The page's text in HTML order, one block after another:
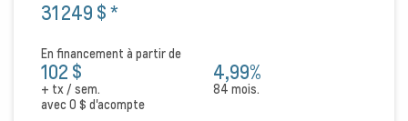
31 249 $*
En financement à partir de
102 $
+ tx / sem.
4,99%
84 mois.
avec0 $ d'acompte